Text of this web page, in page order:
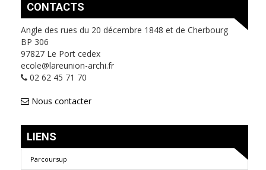
CONTACTS
Angle des rues du 20 décembre 1848 et de Cherbourg
BP 306
97827 Le Port cedex
ecole@lareunion-archi.fr
02 62 45 71 70
Nous contacter
LIENS
Parcoursup